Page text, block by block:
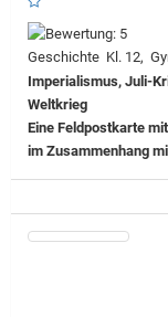
Geschichte Kl. 12,
Imperialismus, Juli-
Weltkrieg
Eine Feldpostkarte
im Zusammenhang